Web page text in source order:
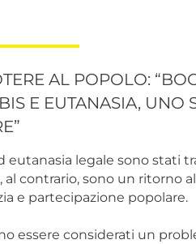
AL POPOLO:
E EUTANASIA, UNO
eutanasia legale sono stati
contrario, sono un ritorno
e partecipazione popolare.
essere considerati un